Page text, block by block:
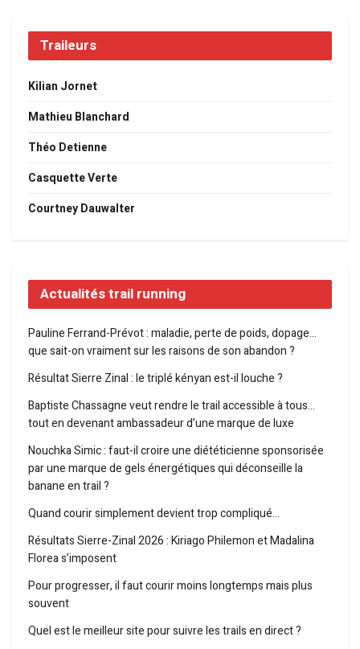
Traileurs
Kilian Jornet
Mathieu Blanchard
Théo Detienne
Casquette Verte
Courtney Dauwalter
Actualités trail running
Pauline Ferrand-Prévot : maladie, perte de poids, dopage…
que sait-on vraiment sur les raisons de son abandon ?
Résultat Sierre Zinal : le triplé kényan est-il louche ?
Baptiste Chassagne veut rendre le trail accessible à tous…
tout en devenant ambassadeur d’une marque de luxe
Nouchka Simic : faut-il croire une diététicienne sponsorisée
par une marque de gels énergétiques qui déconseille la
banane en trail ?
Quand courir simplement devient trop compliqué…
Résultats Sierre-Zinal 2026 : Kiriago Philemon et Madalina
Florea s’imposent
Pour progresser, il faut courir moins longtemps mais plus
souvent
Quel est le meilleur site pour suivre les trails en direct ?